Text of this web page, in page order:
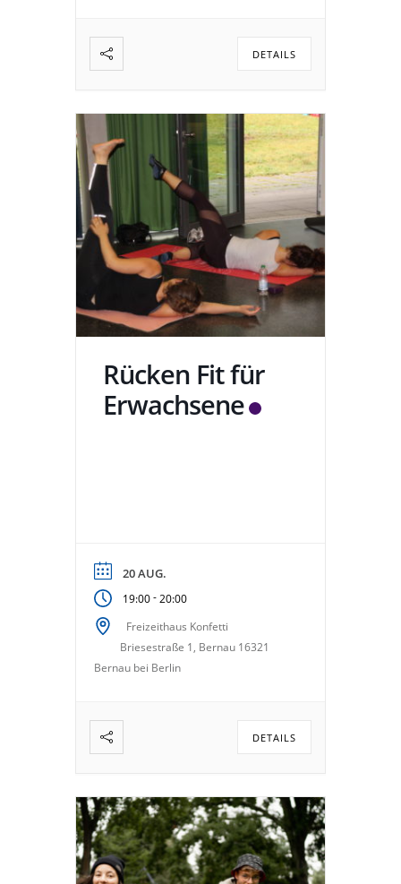
DETAILS
Rücken Fit für
Erwachsene
20 AUG.
19:00- 20:00
Freizeithaus Konfetti
Briesestraße 1, Bernau 16321
Bernau bei Berlin
DETAILS